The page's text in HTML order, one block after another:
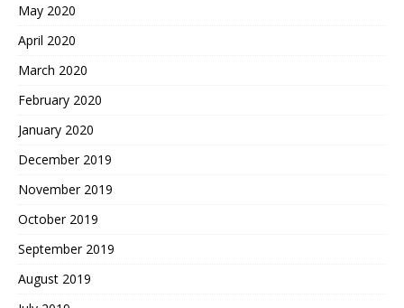
May 2020
April 2020
March 2020
February 2020
January 2020
December 2019
November 2019
October 2019
September 2019
August 2019